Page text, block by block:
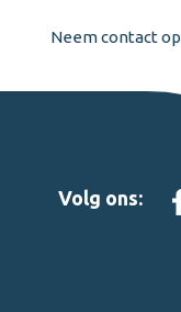
Neem contact op
Volg ons: